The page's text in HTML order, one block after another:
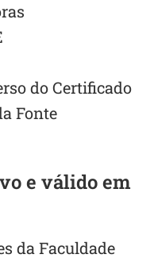
do Certificado
Fonte
e válido em
da Faculdade